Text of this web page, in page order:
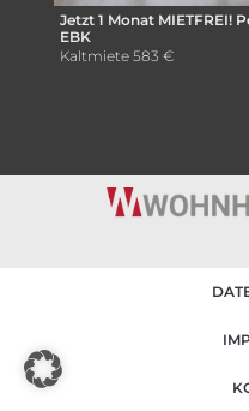
Jetzt 1 Monat MIETFREI!
EBK
Kaltmiete 583 €